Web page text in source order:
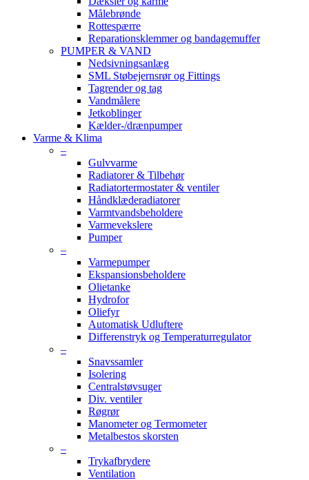
Målebrønde
Rottespærre
Reparationsklemmer og bandagemuffer
PUMPER & VAND
Nedsivningsanlæg
SML Støbejernsrør og Fittings
Tagrender og tag
Vandmålere
Jetkoblinger
Kælder-/drænpumper
Varme & Klima
–
Gulvvarme
Radiatorer & Tilbehør
Radiatortermostater & ventiler
Håndklæderadiatorer
Varmtvandsbeholdere
Varmevekslere
Pumper
–
Varmepumper
Ekspansionsbeholdere
Olietanke
Hydrofor
Oliefyr
Automatisk Udluftere
Differenstryk og Temperaturregulator
–
Snavssamler
Isolering
Centralstøvsuger
Div. ventiler
Røgrør
Manometer og Termometer
Metalbestos skorsten
–
Trykafbrydere
Ventilation